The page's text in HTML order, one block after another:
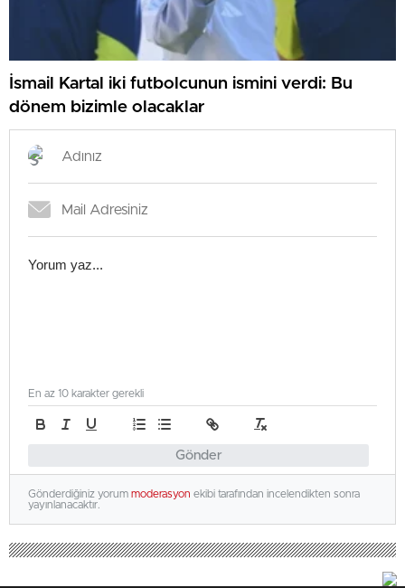
İsmail Kartal iki futbolcunun ismini verdi: Bu
dönem bizimle olacaklar
Gönder
En az 10 karakter gerekli
Gönderdiğiniz yorum moderasyon ekibi tarafından incelendikten sonra
yayınlanacaktır.